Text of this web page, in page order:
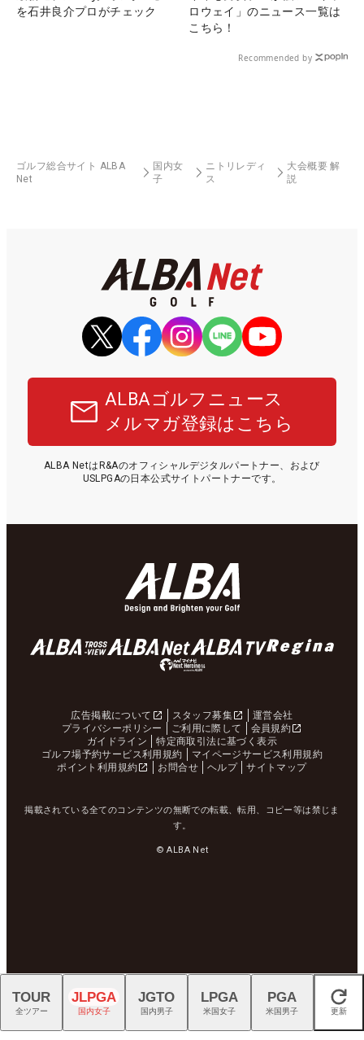
を石井良介プロがチェック
ロウェイ」のニュース一覧は
こちら！
Recommended by
ゴルフ総合サイト ALBA
Net
国内女
子
ニトリレディ
ス
大会概要 解
説
ALBAゴルフニュース
メルマガ登録はこちら
ALBA NetはR&Aのオフィシャルデジタルパートナー、および
USLPGAの日本公式サイトパートナーです。
広告掲載について スタッフ募集
運営会社
プライバシーポリシー
ご利用に際して
会員規約
ガイドライン
特定商取引法に基づく表示
ゴルフ場予約サービス利用規約
マイページサービス利用規約
ポイント利用規約
お問合せ ヘルプ サイトマップ
掲載されている全てのコンテンツの無断での転載、転用、コピー等は禁じま
す。
© ALBA Net
閉じる
TOUR
全ツアー
JLPGA
国内女子
JGTO
国内男子
LPGA
米国女子
PGA
米国男子 更新